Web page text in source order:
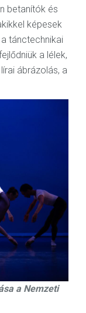
betanítók és
képesek
tánctechnikai
a lélek,
ábrázolás, a
a Nemzeti